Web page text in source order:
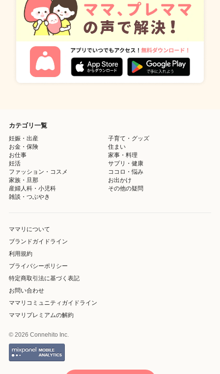
カテゴリ一覧
妊娠・出産
子育て・グッズ
お金・保険
住まい
お仕事
家事・料理
妊活
サプリ・健康
ファッション・コスメ
ココロ・悩み
家族・旦那
お出かけ
産婦人科・小児科
その他の疑問
雑談・つぶやき
ママリについて
ブランドガイドライン
利用規約
プライバシーポリシー
特定商取引法に基づく表記
お問い合わせ
ママリコミュニティガイドライン
ママリプレミアムの解約
© 2026 Connehito Inc.